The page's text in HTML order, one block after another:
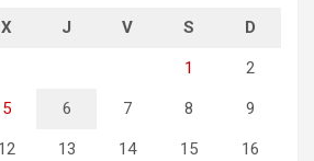
X J V S D
1 2
5 6 7 8 9
12 13 14 15 16